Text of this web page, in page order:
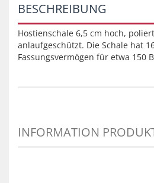
BESCHREIBUNG
Hostienschale 6,5 cm hoch,
anlaufgeschützt. Die Schale hat
Fassungsvermögen für etwa 150
INFORMATION